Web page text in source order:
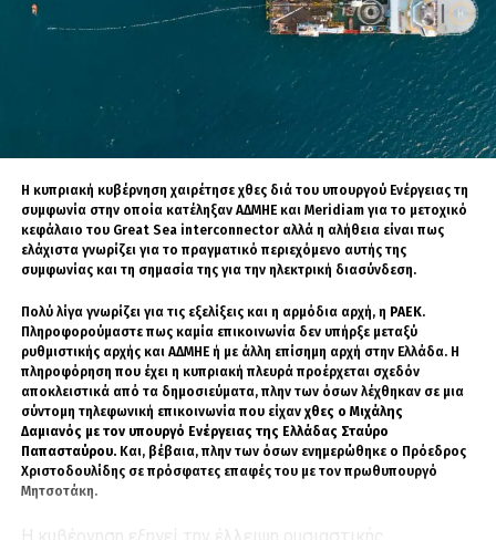
Πιέσεις της Τουρκίας πριν από τα πυρά: χάρτες,
συνοδείες γεωτρήσεων, αμφισβητούμενα
νησιά, καλλιεργημένα λιμάνια, εξαγωγές μη
επανδρωμένων αεροσκαφών και
στρατιωτικοποιημένη ασάφεια. Άλλοι μένουν
να ζουν μέσα στη μυθοπλασία.
Το ναυτιλιακό μνημόνιο Τουρκίας-Λιβύης ήταν
η μέθοδος με μελάνι: μια πλασματική γραμμή
στην ανατολική Μεσόγειο, που σβήνει σε χαρτί
τα ελληνικά νησιά, τα δικαιώματα της Κύπρου,
τις ενεργειακές οδούς και την πρόσβαση του
Ισραήλ στη θάλασσα. Η Ευρώπη το απέρριψε.
Η Ελλάδα και η Αίγυπτος απάντησαν. Η Άγκυρα
διατήρησε την τριβή. Για το Ισραήλ, αυτή δεν
είναι μια νομική υποσημείωση. Αφορά
θαλάσσιες οδούς, καλώδια, φυσικό αέριο και
την πύλη της Μεσογείου. Οι παράνομοι χάρτες
δεν χρειάζεται να γίνουν νόμος για να γίνουν
Η κυπριακή κυβέρνηση χαιρέτησε χθες διά του υπουργού Ενέργειας τη
συμφωνία στην οποία κατέληξαν ΑΔΜΗΕ και Meridiam για το μετοχικό
κεφάλαιο του Great Sea interconnector αλλά η αλήθεια είναι πως
ελάχιστα γνωρίζει για το πραγματικό περιεχόμενο αυτής της
συμφωνίας και τη σημασία της για την ηλεκτρική διασύνδεση.
Πολύ λίγα γνωρίζει για τις εξελίξεις και η αρμόδια αρχή, η ΡΑΕΚ.
Πληροφορούμαστε πως καμία επικοινωνία δεν υπήρξε μεταξύ
ρυθμιστικής αρχής και ΑΔΜΗΕ ή με άλλη επίσημη αρχή στην Ελλάδα. Η
πληροφόρηση που έχει η κυπριακή πλευρά προέρχεται σχεδόν
αποκλειστικά από τα δημοσιεύματα, πλην των όσων λέχθηκαν σε μια
σύντομη τηλεφωνική επικοινωνία που είχαν χθες ο Μιχάλης
Δαμιανός με τον υπουργό Ενέργειας της Ελλάδας Σταύρο
Παπασταύρου.Και, βέβαια, πλην των όσων ενημερώθηκε ο Πρόεδρος
Χριστοδουλίδης σε πρόσφατες επαφές του με τον πρωθυπουργό
Μητσοτάκη.